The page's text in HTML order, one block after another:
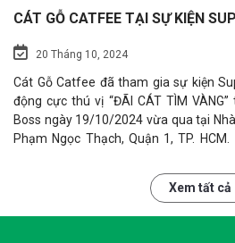
CÁT GỖ CATFEE TẠI SỰ KIỆN
20 Tháng 10, 2024
Cát Gỗ Catfee đã tham gia sự kiện
động cực thú vị “ĐÃI CÁT TÌM
Boss ngày 19/10/2024 vừa qua tại
Phạm Ngọc Thạch, Quận 1, TP. HCM. Tham gia sự kiện, Catfee
hộp cát Catfee, Sen sẽ nhận ngay 1
với cô hội nhận charm mèo Vàng 24k
Xem tất cả